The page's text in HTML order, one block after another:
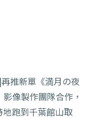
推新單《満月の夜
像製作團隊合作，
跑到千葉館山取